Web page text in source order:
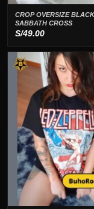
CROP OVERSIZE BLACK
SABBATH CROSS
S/49.00